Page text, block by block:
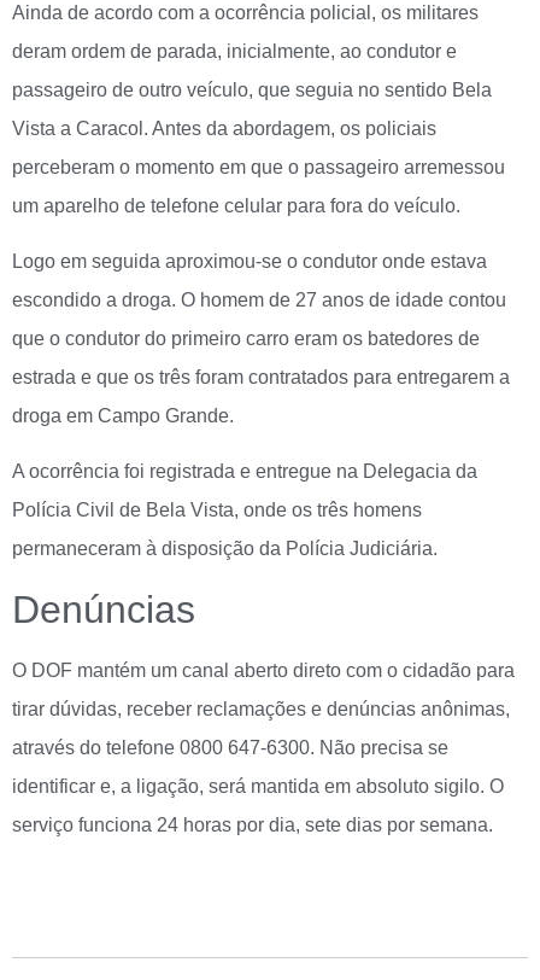
Ainda de acordo com a ocorrência policial, os militares
deram ordem de parada, inicialmente, ao condutor e
passageiro de outro veículo, que seguia no sentido Bela
Vista a Caracol. Antes da abordagem, os policiais
perceberam o momento em que o passageiro arremessou
um aparelho de telefone celular para fora do veículo.
Logo em seguida aproximou-se o condutor onde estava
escondido a droga. O homem de 27 anos de idade contou
que o condutor do primeiro carro eram os batedores de
estrada e que os três foram contratados para entregarem a
droga em Campo Grande.
A ocorrência foi registrada e entregue na Delegacia da
Polícia Civil de Bela Vista, onde os três homens
permaneceram à disposição da Polícia Judiciária.
Denúncias
O DOF mantém um canal aberto direto com o cidadão para
tirar dúvidas, receber reclamações e denúncias anônimas,
através do telefone 0800 647-6300. Não precisa se
identificar e, a ligação, será mantida em absoluto sigilo. O
serviço funciona 24 horas por dia, sete dias por semana.